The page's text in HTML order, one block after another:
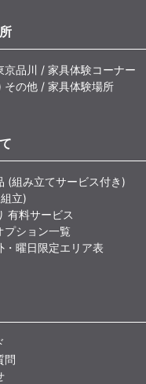
京品川 / 家具体験コーナー
その他 / 家具体験場所
(組み立てサービス付き)
立)
有料サービス
プション一覧
・曜日限定エリア表
問